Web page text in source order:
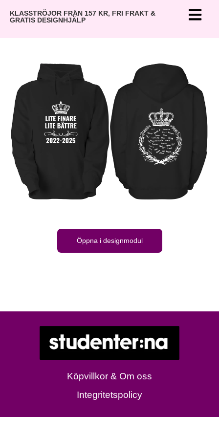
KLASSTRÖJOR FRÅN 157 KR, FRI FRAKT &
GRATIS DESIGNHJÄLP
Öppna i designmodul
Köpvillkor & Om oss
Integritetspolicy